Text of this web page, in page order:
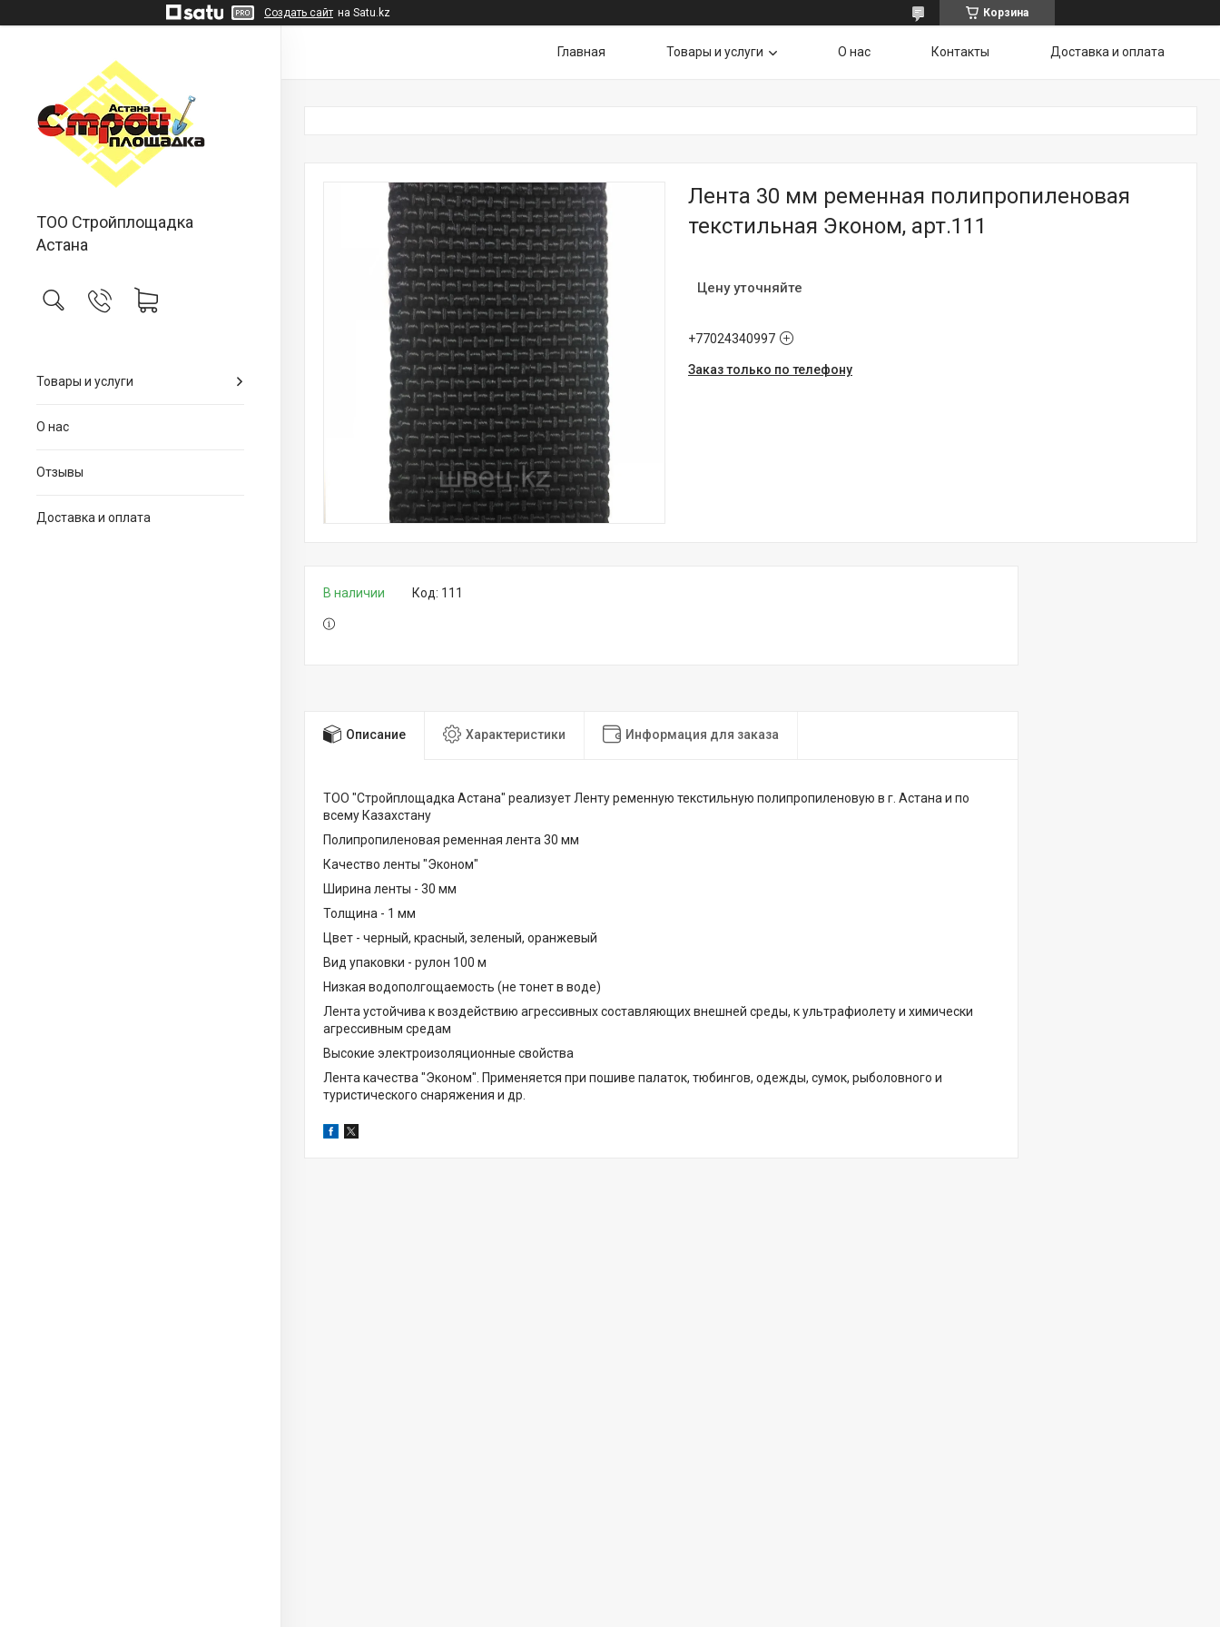
Создать сайт на Satu.kz Корзина
ТОО Стройплощадка
Астана
Товары и услуги
О нас
Отзывы
Доставка и оплата
Главная Товары и услуги О нас Контакты Доставка и оплата
Лента 30 мм ременная полипропиленовая
текстильная Эконом, арт.111
Цену уточняйте
+77024340997
Заказ только по телефону
В наличии Код: 111
Описание Характеристики Информация для заказа
ТОО "Стройплощадка Астана" реализует Ленту ременную текстильную полипропиленовую в г. Астана и по
всему Казахстану
Полипропиленовая ременная лента 30 мм
Качество ленты "Эконом"
Ширина ленты - 30 мм
Толщина - 1 мм
Цвет - черный, красный, зеленый, оранжевый
Вид упаковки - рулон 100 м
Низкая водополгощаемость (не тонет в воде)
Лента устойчива к воздействию агрессивных составляющих внешней среды, к ультрафиолету и химически
агрессивным средам
Высокие электроизоляционные свойства
Лента качества "Эконом". Применяется при пошиве палаток, тюбингов, одежды, сумок, рыболовного и
туристического снаряжения и др.